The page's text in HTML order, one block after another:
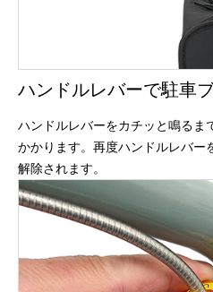
ハンドルレバーで駐車
ハンドルレバーをカチッと鳴るま
かかります。再度ハンドルレバー
解除されます。